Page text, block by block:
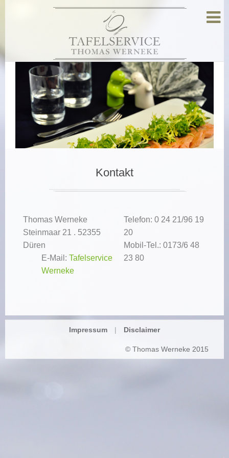
Es sind (noch) keine ausgewählten Fotos vorhanden
Kontakt
Thomas Werneke
Steinmaar 21 . 52355
Düren
Telefon: 0 24 21/96 19
20
Mobil-Tel.: 0173/6 48
23 80
E-Mail: Tafelservice
Werneke
Impressum Disclaimer
© Thomas Werneke 2015